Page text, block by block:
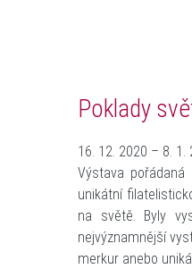
Poklady
16. 12. 2020 – 8. 1.
Výstava
unikátní
na světě. Byly
nejvýznamnější
merkur anebo